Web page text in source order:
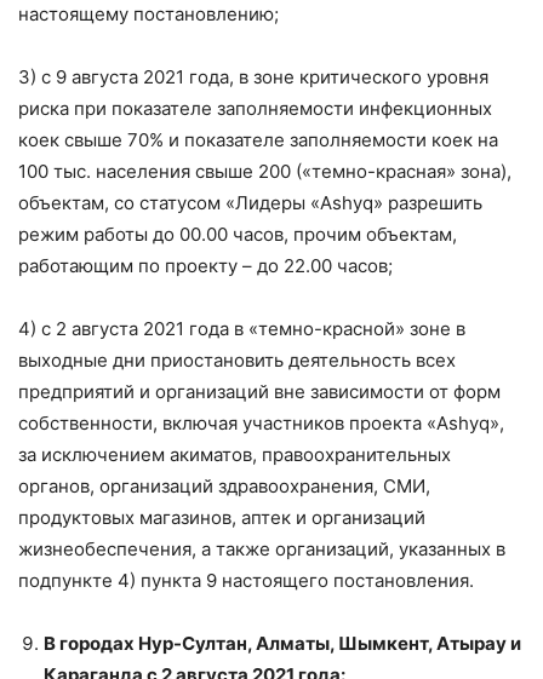
настоящему постановлению;
3) с 9 августа 2021 года, в зоне критического уровня
риска при показателе заполняемости инфекционных
коек свыше 70% и показателе заполняемости коек на
100 тыс. населения свыше 200 («темно-красная» зона),
объектам, со статусом «Лидеры «Ashyq» разрешить
режим работы до 00.00 часов, прочим объектам,
работающим по проекту – до 22.00 часов;
4) с 2 августа 2021 года в «темно-красной» зоне в
выходные дни приостановить деятельность всех
предприятий и организаций вне зависимости от форм
собственности, включая участников проекта «Ashyq»,
за исключением акиматов, правоохранительных
органов, организаций здравоохранения, СМИ,
продуктовых магазинов, аптек и организаций
жизнеобеспечения, а также организаций, указанных в
подпункте 4) пункта 9 настоящего постановления.
В городах Нур-Султан, Алматы, Шымкент, Атырау и
Караганда с 2 августа 2021 года: